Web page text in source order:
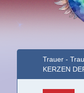
Trauer -
KERZEN